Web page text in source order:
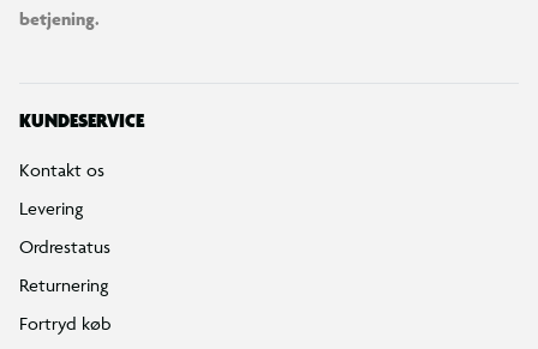
betjening.
KUNDESERVICE
Kontakt os
Levering
Ordrestatus
Returnering
Fortryd køb